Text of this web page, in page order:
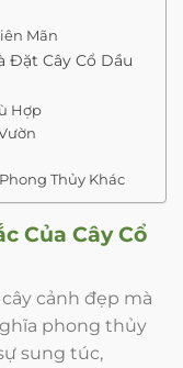
Mãn
Đặt Cây Cổ Dầu
Hợp
Thủy Khác
Của Cây Cổ
cảnh đẹp mà
phong thủy
sung túc,